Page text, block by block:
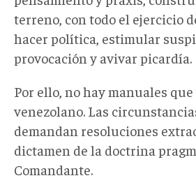
terreno, con todo el ejercicio
hacer política, estimular
provocación y avivar picardía.
Por ello, no hay manuales
venezolano. Las
demandan resoluciones
dictamen de la doctrina
Comandante.